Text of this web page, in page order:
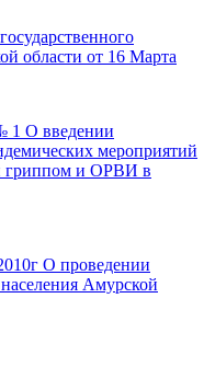
области от 16 Марта
1 О введении
мероприятий
гриппом и ОРВИ в
О проведении
Амурской